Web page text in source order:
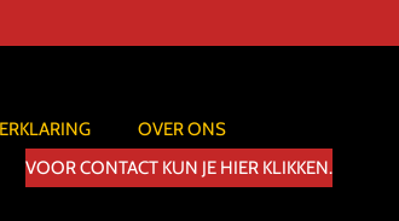
OVER ONS
VOOR CONTACT KUN JE HIER KLIKKEN.